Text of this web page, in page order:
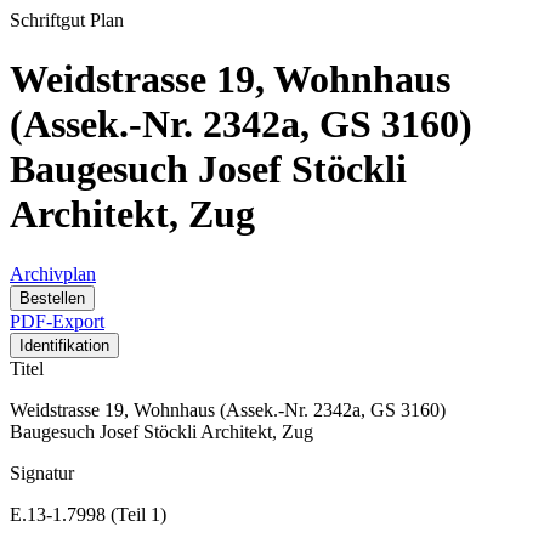
Schriftgut Plan
Weidstrasse 19, Wohnhaus
(Assek.-Nr. 2342a, GS 3160)
Baugesuch Josef Stöckli
Architekt, Zug
Archivplan
Bestellen
PDF-Export
Identifikation
Titel
Weidstrasse 19, Wohnhaus (Assek.-Nr. 2342a, GS 3160)
Baugesuch Josef Stöckli Architekt, Zug
Signatur
E.13-1.7998 (Teil 1)